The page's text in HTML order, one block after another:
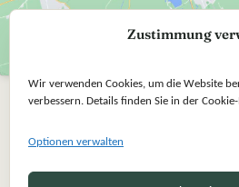
Zustimmung
Wir verwenden Cookies, um die Website
verbessern. Details finden Sie in der
Optionen verwalten